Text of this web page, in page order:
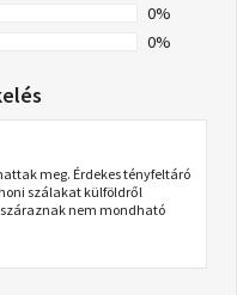
0%
0%
meg. Érdekes tényfeltáró
szálakat külföldről
nem mondható